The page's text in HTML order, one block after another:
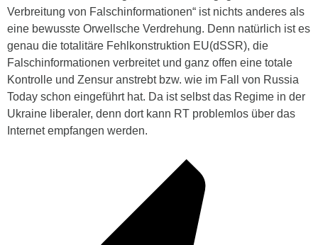
Verbreitung von Falschinformationen“ ist nichts anderes als
eine bewusste Orwellsche Verdrehung. Denn natürlich ist es
genau die totalitäre Fehlkonstruktion EU(dSSR), die
Falschinformationen verbreitet und ganz offen eine totale
Kontrolle und Zensur anstrebt bzw. wie im Fall von Russia
Today schon eingeführt hat. Da ist selbst das Regime in der
Ukraine liberaler, denn dort kann RT problemlos über das
Internet empfangen werden.